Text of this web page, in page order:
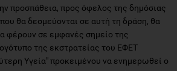
προσπάθεια, προς όφελος της δημόσιας
θα δεσμεύονται σε αυτή τη δράση, θα
φέρουν σε εμφανές σημείο της
της εκστρατείας του ΕΦΕΤ
Υγεία" προκειμένου να ενημερωθεί ο